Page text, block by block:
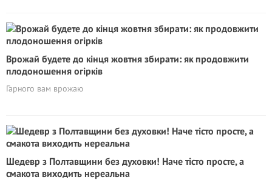
Врожай будете до кінця жовтня збирати: як продовжити
плодоношення огірків
Гарного вам врожаю
Шедевр з Полтавщини без духовки! Наче тісто просте, а
смакота виходить нереальна